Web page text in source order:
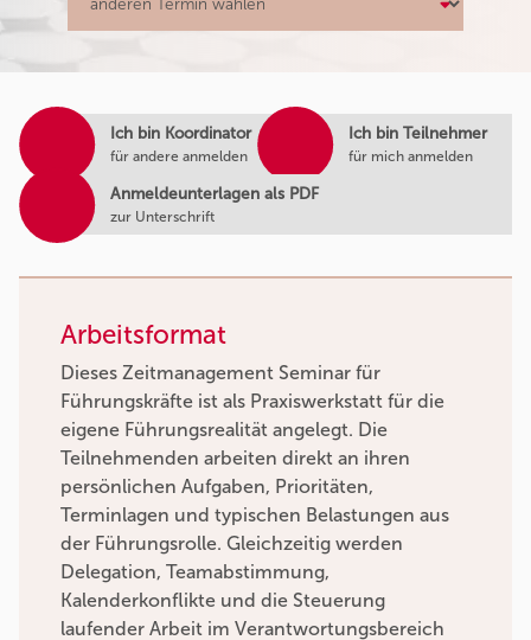
Arbeitsformat
Dieses Zeitmanagement Seminar für
Führungskräfte ist als Praxiswerkstatt für die
eigene Führungsrealität angelegt. Die
Teilnehmenden arbeiten direkt an ihren
persönlichen Aufgaben, Prioritäten,
Terminlagen und typischen Belastungen aus
der Führungsrolle. Gleichzeitig werden
Delegation, Teamabstimmung,
Kalenderkonflikte und die Steuerung
laufender Arbeit im Verantwortungsbereich
Ich bin Koordinator
für andere anmelden
Ich bin Teilnehmer
für mich anmelden
Anmeldeunterlagen als PDF
zur Unterschrift